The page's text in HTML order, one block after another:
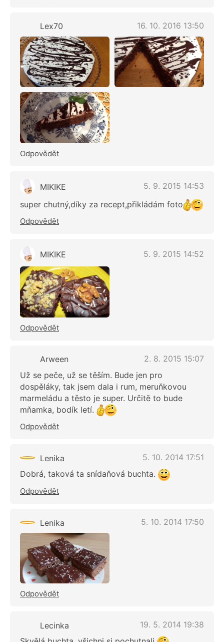
Lex70 16. 10. 2016 13:50
Odpovědět
MIKIKE
5. 9. 2015 14:53
super chutný,díky za recept,přikládám foto
Odpovědět
MIKIKE 5. 9. 2015 14:52
Odpovědět
Arween
2. 8. 2015 15:07
Už se peče, už se těším. Bude jen pro
dospěláky, tak jsem dala i rum, meruňkovou
marmeládu a těsto je super. Určitě to bude
mňamka, bodík letí.
Odpovědět
Lenika
5. 10. 2014 17:51
Dobrá, taková ta snídaňová buchta.
Odpovědět
Lenika 5. 10. 2014 17:50
Odpovědět
Lecinka
19. 5. 2014 19:38